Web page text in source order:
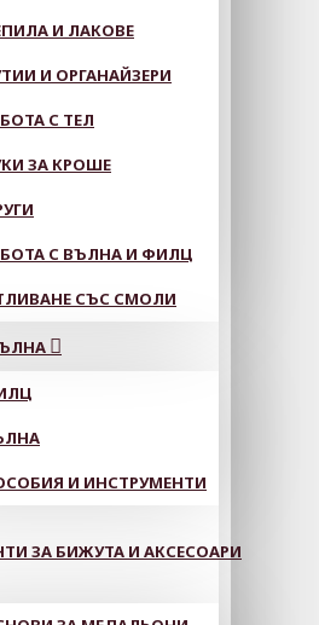
И ЛАКОВЕ
И ОРГАНАЙЗЕРИ
С ТЕЛ
ЗА КРОШЕ
С ВЪЛНА И ФИЛЦ
СЪС СМОЛИ
И ИНСТРУМЕНТИ
ЗА БИЖУТА И АКСЕСОАРИ